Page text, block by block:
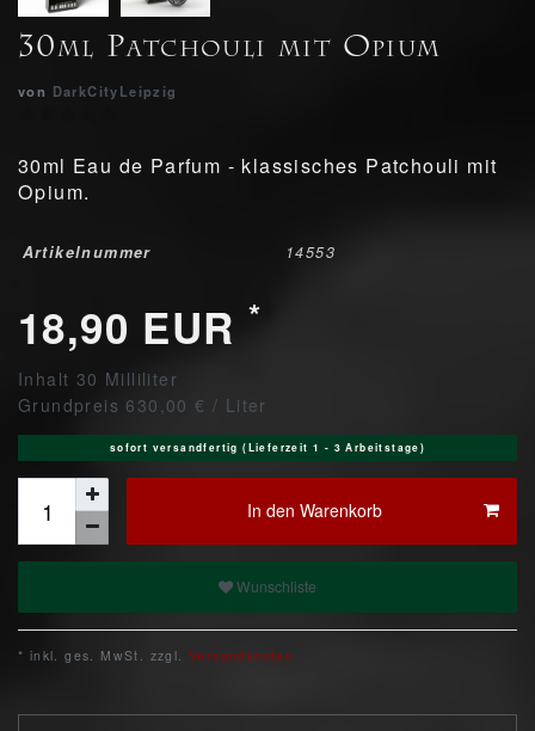
30ml Patchouli mit Opium
von DarkCityLeipzig
30ml Eau de Parfum - klassisches Patchouli mit
Opium.
Artikelnummer 14553
18,90 EUR *
Inhalt 30 Milliliter
Grundpreis630,00 € / Liter
sofort versandfertig (Lieferzeit 1 - 3 Arbeitstage)
In den Warenkorb
Wunschliste
* inkl. ges. MwSt. zzgl. Versandkosten